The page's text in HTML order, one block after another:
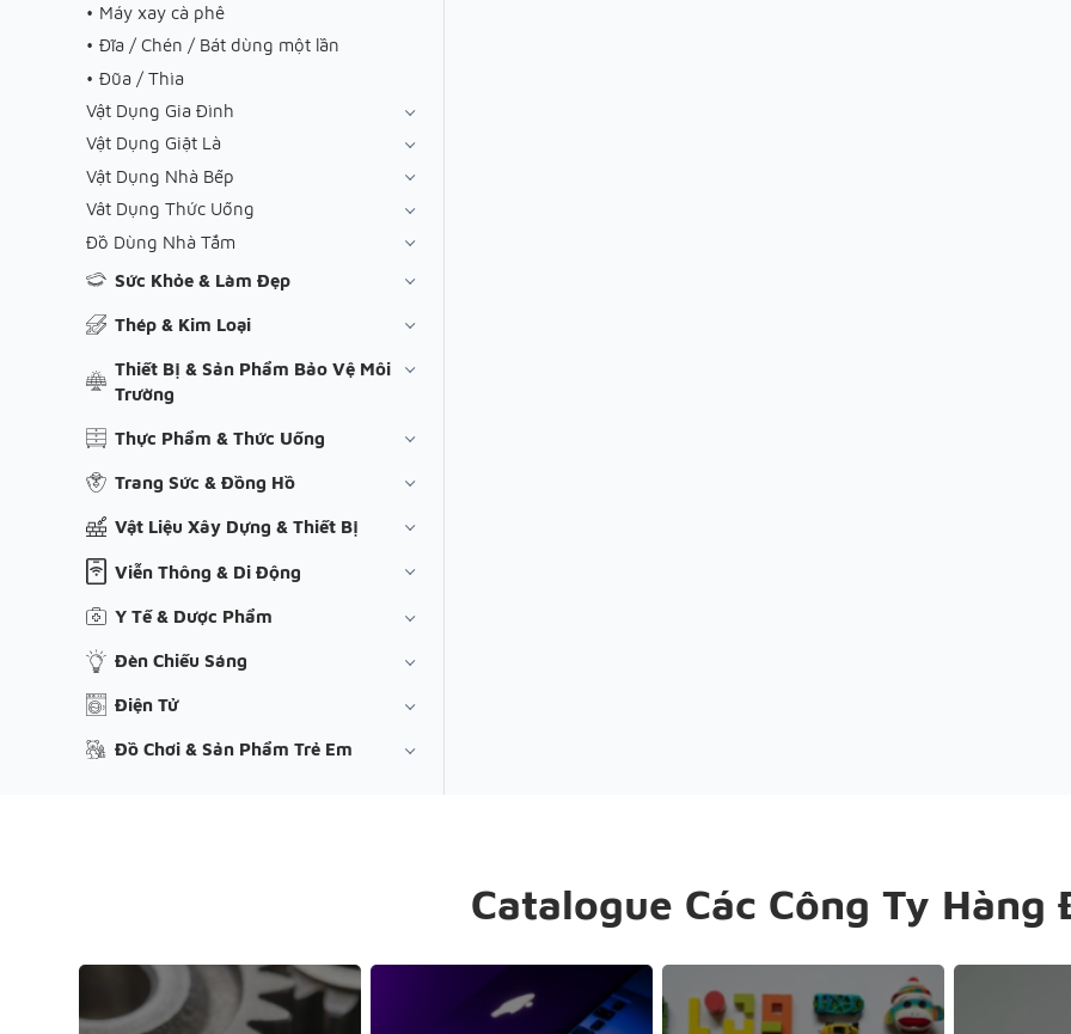
Máy xay cà phê
Đĩa / Chén / Bát dùng một lần
Đũa / Thìa
Vật Dụng Gia Đình
Vật Dụng Giặt Là
Vật Dụng Nhà Bếp
Vât Dụng Thức Uống
Đồ Dùng Nhà Tắm
Sức Khỏe & Làm Đẹp
Thép & Kim Loại
Thiết Bị & Sản Phẩm Bảo Vệ Môi
Trường
Thực Phẩm & Thức Uống
Trang Sức & Đồng Hồ
Vật Liệu Xây Dựng & Thiết Bị
Viễn Thông & Di Động
Y Tế & Dược Phẩm
Đèn Chiếu Sáng
Điện Tử
Đồ Chơi & Sản Phẩm Trẻ Em
Catalogue Các Công Ty Hàng